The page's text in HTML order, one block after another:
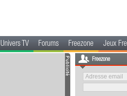
Univers TV Forums Freezone Jeux
Freezone